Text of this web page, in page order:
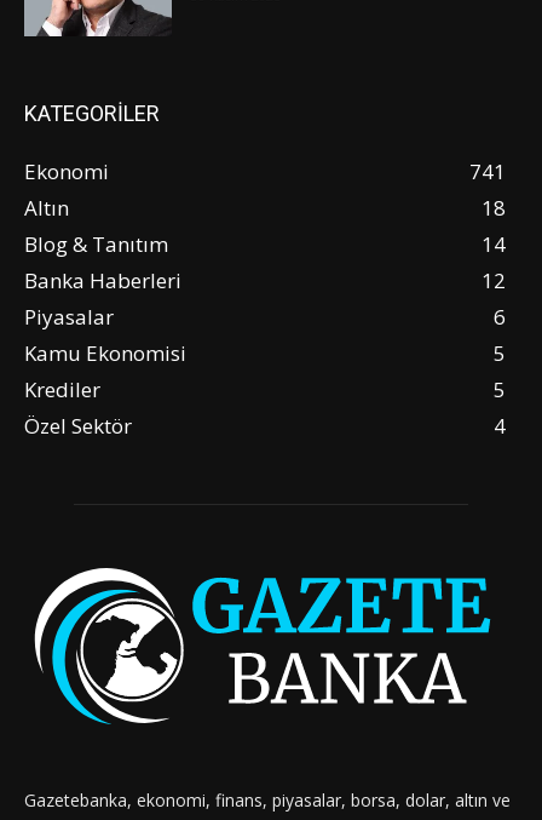
KATEGORİLER
Ekonomi
741
Altın
18
Blog & Tanıtım
14
Banka Haberleri
12
Piyasalar
6
Kamu Ekonomisi
5
Krediler
5
Özel Sektör
4
Gazetebanka, ekonomi, finans, piyasalar, borsa, dolar, altın ve